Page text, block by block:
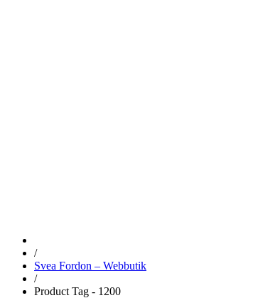
/
Svea Fordon – Webbutik
/
Product Tag - 1200